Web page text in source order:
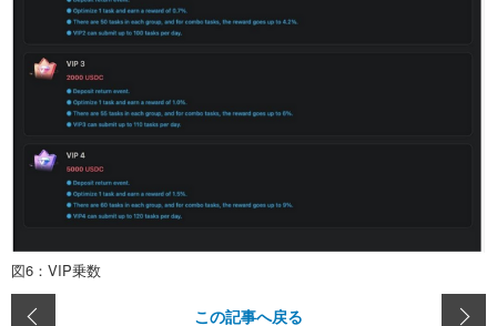
図6：VIP乗数
この記事へ戻る